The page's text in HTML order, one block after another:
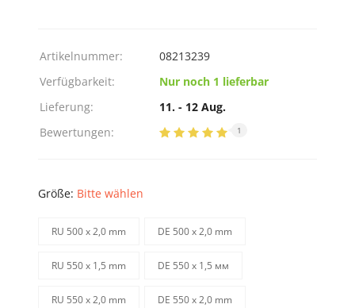
Artikelnummer:
08213239
Verfügbarkeit:
Nur noch 1 lieferbar
Lieferung:
11. - 12 Aug.
Bewertungen:
1
Größe: Bitte wählen
RU 500 х 2,0 mm DE 500 х 2,0 mm
RU 550 х 1,5 mm DE 550 х 1,5 мм
RU 550 х 2,0 mm DE 550 х 2,0 mm